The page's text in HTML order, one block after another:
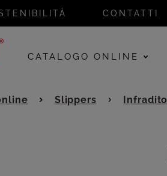
CONTATTI
CATALOGO ONLINE
Slippers Infradito